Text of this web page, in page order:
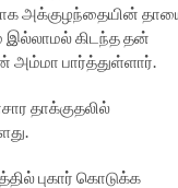
அக்குழந்தையின்
இல்லாமல் கிடந்த தன்
அம்மா பார்த்துள்ளார்.
தாக்குதலில்
புகார் கொடுக்க